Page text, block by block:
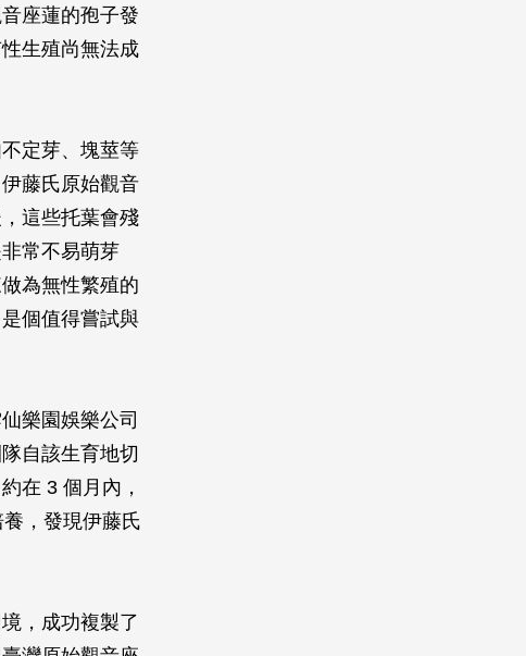
座蓮的孢子發
生殖尚無法成
定芽、塊莖等
藤氏原始觀音
這些托葉會殘
常不易萌芽
為無性繁殖的
個值得嘗試與
樂園娛樂公司
自該生育地切
在 3 個月內，
，發現伊藤氏
，成功複製了